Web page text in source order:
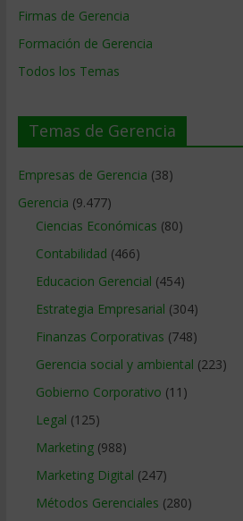
Firmas de Gerencia
Formación de Gerencia
Todos los Temas
Temas de Gerencia
Empresas de Gerencia (38)
Gerencia (9.477)
Ciencias Económicas (80)
Contabilidad (466)
Educacion Gerencial (454)
Estrategia Empresarial (304)
Finanzas Corporativas (748)
Gerencia social y ambiental (223)
Gobierno Corporativo (11)
Legal (125)
Marketing(988)
Marketing Digital (247)
Métodos Gerenciales (280)